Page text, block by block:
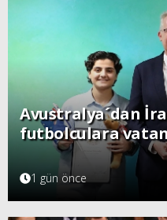
Avustralya´dan
futbolculara
1 gün önce